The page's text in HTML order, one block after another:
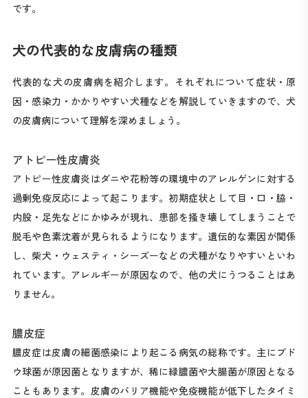
です。
犬の代表的な皮膚病の種類
代表的な犬の皮膚病を紹介します。それぞれについて症状・原
因・感染力・かかりやすい犬種などを解説していきますので、犬
の皮膚病について理解を深めましょう。
アトピー性皮膚炎
アトピー性皮膚炎はダニや花粉等の環境中のアレルゲンに対する
過剰免疫反応によって起こります。初期症状として目・口・脇・
内股・足先などにかゆみが現れ、患部を掻き壊してしまうことで
脱毛や色素沈着が見られるようになります。遺伝的な素因が関係
し、柴犬・ウェスティ・シーズーなどの犬種がなりやすいといわ
れています。アレルギーが原因なので、他の犬にうつることはあ
りません。
膿皮症
膿皮症は皮膚の細菌感染により起こる病気の総称です。主にブド
ウ球菌が原因菌となりますが、稀に緑膿菌や大腸菌が原因となる
こともあります。皮膚のバリア機能や免疫機能が低下したタイミ